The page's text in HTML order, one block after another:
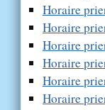
Horaire
Horaire
Horaire
Horaire
Horaire
Horaire